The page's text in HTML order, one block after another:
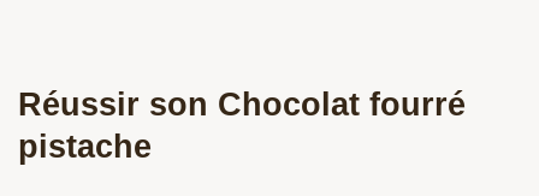
Réussir son Chocolat fourré
pistache